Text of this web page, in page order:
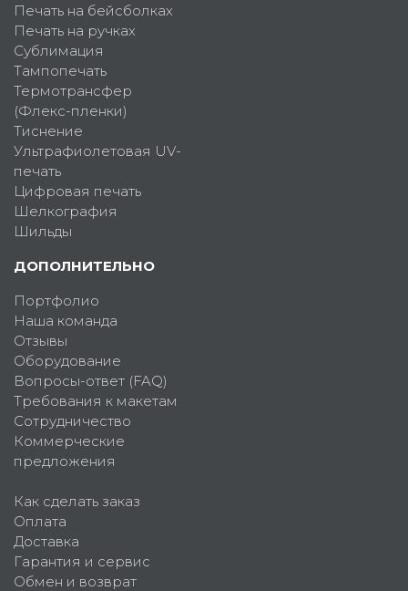
Печать на бейсболках
Печать на ручках
Сублимация
Тампопечать
Термотрансфер
(Флекс-пленки)
Тиснение
Ультрафиолетовая UV-
печать
Цифровая печать
Шелкография
Шильды
ДОПОЛНИТЕЛЬНО
Портфолио
Наша команда
Отзывы
Оборудование
Вопросы-ответ (FAQ)
Требования к макетам
Сотрудничество
Коммерческие
предложения
Как сделать заказ
Оплата
Доставка
Гарантия и сервис
Обмен и возврат